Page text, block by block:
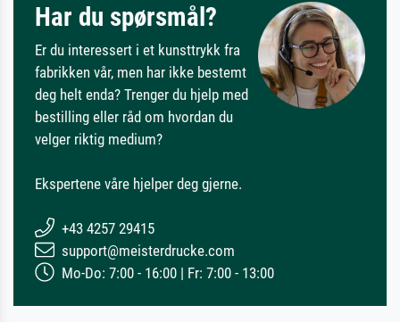
Har du spørsmål?
Er du interessert i et kunsttrykk fra
fabrikken vår, men har ikke bestemt
deg helt enda? Trenger du hjelp med
bestilling eller råd om hvordan du
velger riktig medium?
Ekspertene våre hjelper deg gjerne.
+43 4257 29415
support@meisterdrucke.com
Mo-Do: 7:00 - 16:00 | Fr: 7:00 - 13:00